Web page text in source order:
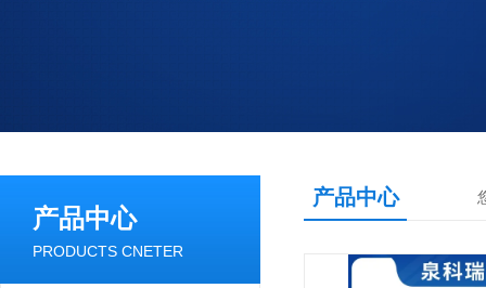
产品中心
PRODUCTS CNETER
产品中心